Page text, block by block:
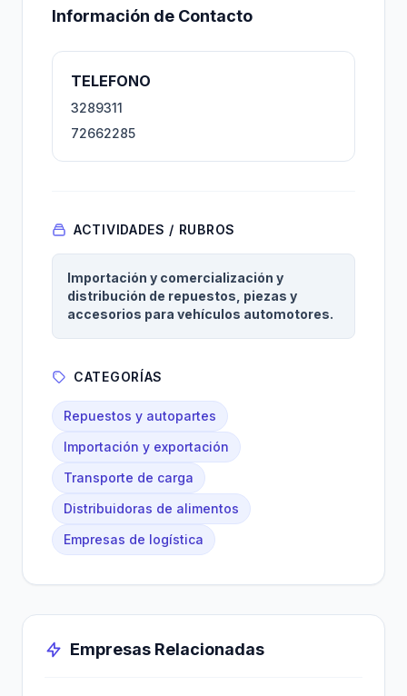
Información de Contacto
TELEFONO
3289311
72662285
ACTIVIDADES / RUBROS
Importación y comercialización y
distribución de repuestos, piezas y
accesorios para vehículos automotores.
CATEGORÍAS
Repuestos y autopartes
Importación y exportación
Transporte de carga
Distribuidoras de alimentos
Empresas de logística
Empresas Relacionadas